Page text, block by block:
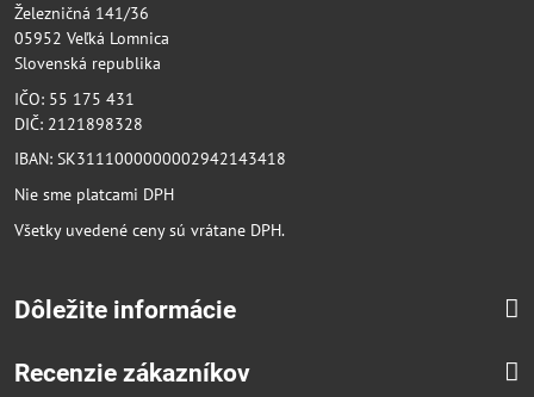
Železničná 141/36
05952 Veľká Lomnica
Slovenská republika
IČO: 55 175 431
DIČ: 2121898328
IBAN: SK3111000000002942143418
Nie sme platcami DPH
Všetky uvedené ceny sú vrátane DPH.
Dôležite informácie
Recenzie zákazníkov